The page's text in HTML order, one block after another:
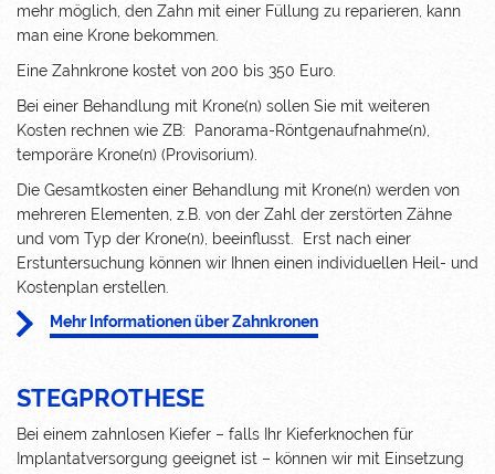
mehr möglich, den Zahn mit einer Füllung zu reparieren, kann
man eine Krone bekommen.
Eine Zahnkrone kostet von 200 bis 350 Euro.
Bei einer Behandlung mit Krone(n) sollen Sie mit weiteren
Kosten rechnen wie ZB: Panorama-Röntgenaufnahme(n),
temporäre Krone(n) (Provisorium).
Die Gesamtkosten einer Behandlung mit Krone(n) werden von
mehreren Elementen, z.B. von der Zahl der zerstörten Zähne
und vom Typ der Krone(n), beeinflusst. Erst nach einer
Erstuntersuchung können wir Ihnen einen individuellen Heil- und
Kostenplan erstellen.
Mehr Informationen über Zahnkronen
STEGPROTHESE
Bei einem zahnlosen Kiefer – falls Ihr Kieferknochen für
Implantatversorgung geeignet ist – können wir mit Einsetzung